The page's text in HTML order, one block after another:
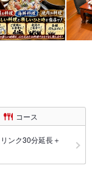
コース
ンク30分延長＋